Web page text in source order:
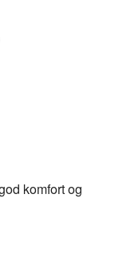
komfort og